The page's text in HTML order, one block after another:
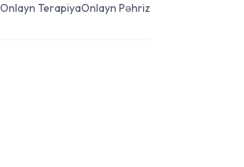
Onlayn TerapiyaOnlayn Pəhriz